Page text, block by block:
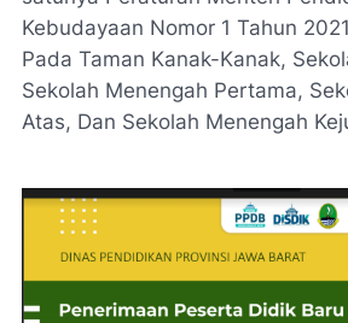
Kebudayaan Nomor 1 Tahun
Pada Taman Kanak-Kanak,
Sekolah Menengah Pertama,
Atas, Dan Sekolah Menengah